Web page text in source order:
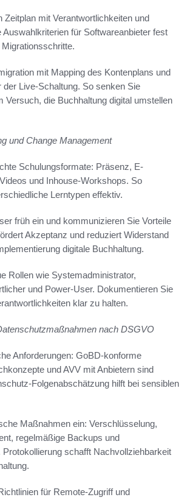
Zeitplan mit Verantwortlichkeiten und
Auswahlkriterien für Softwareanbieter fest
mit Mapping des Kontenplans und
der Live-Schaltung. So senken Sie
Versuch, die Buchhaltung digital umstellen
und Change Management
Schulungsformate: Präsenz, E-
und Inhouse-Workshops. So
Lerntypen effektiv.
früh ein und kommunizieren Sie Vorteile
Akzeptanz und reduziert Widerstand
digitale Buchhaltung.
Rollen wie Systemadministrator,
und Power-User. Dokumentieren Sie
klar zu halten.
nach DSGVO
Anforderungen: GoBD-konforme
und AVV mit Anbietern sind
Folgenabschätzung hilft bei sensiblen
Maßnahmen ein: Verschlüsselung,
regelmäßige Backups und
Protokollierung schafft Nachvollziehbarkeit
für Remote-Zugriff und